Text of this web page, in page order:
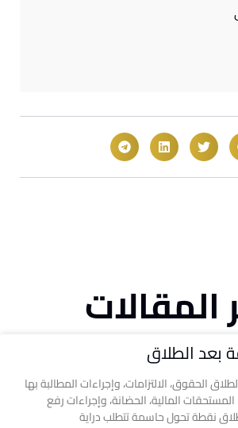
المقالات
بعد الطلاق
الحقوق، الالتزامات، وإجراءات المطالبة بها
المالية، الحضانة، وإجراءات رفع
نقطة تحول حاسمة تتطلب دراية